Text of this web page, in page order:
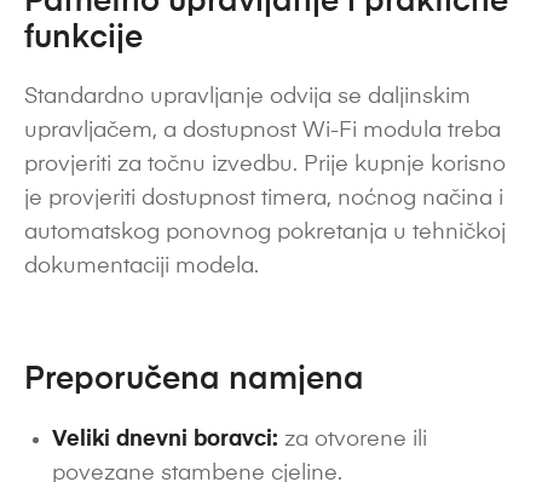
funkcije
Standardno upravljanje odvija se daljinskim
upravljačem, a dostupnost Wi-Fi modula treba
provjeriti za točnu izvedbu. Prije kupnje korisno
je provjeriti dostupnost timera, noćnog načina i
automatskog ponovnog pokretanja u tehničkoj
dokumentaciji modela.
Preporučena namjena
Veliki dnevni boravci: za otvorene ili
povezane stambene cjeline.